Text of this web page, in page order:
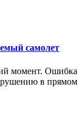
самолет
момент. Ошибка
в прямом